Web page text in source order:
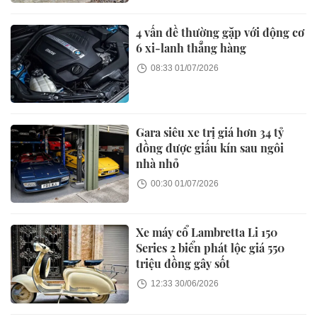
4 vấn đề thường gặp với động cơ
6 xi-lanh thẳng hàng
08:33 01/07/2026
Gara siêu xe trị giá hơn 34 tỷ
đồng được giấu kín sau ngôi
nhà nhỏ
00:30 01/07/2026
Xe máy cổ Lambretta Li 150
Series 2 biển phát lộc giá 550
triệu đồng gây sốt
12:33 30/06/2026